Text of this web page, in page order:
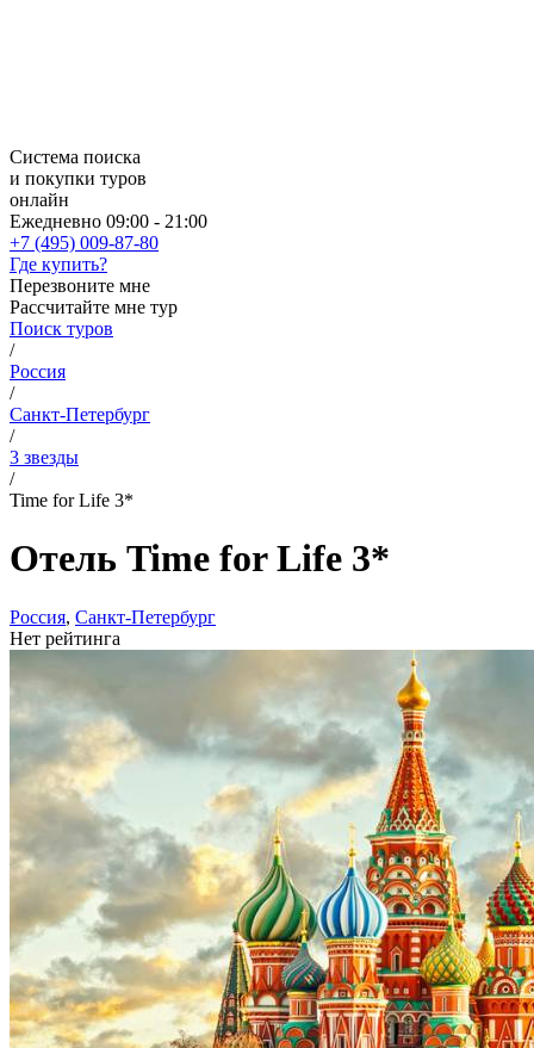
Система поиска
и покупки туров
онлайн
Ежедневно 09:00 - 21:00
+7 (495) 009-87-80
Где купить?
Перезвоните мне
Рассчитайте мне тур
Поиск туров
/
Россия
/
Санкт-Петербург
/
3 звезды
/
Time for Life 3*
Отель Time for Life 3*
Россия, Санкт-Петербург
Нет рейтинга